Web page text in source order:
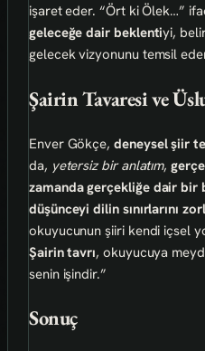
işaret eder. “Ört ki Ölek…”
geleceğe dair beklentiyi,
gelecek vizyonunu temsil
Şairin Tavaresi ve
Enver Gökçe,deneysel şiir
da, yetersiz bir anlatım,
zamanda gerçekliğe dair bir
düşünceyi dilin sınırlarını
okuyucunun şiiri kendi içsel
Şairin tavrı, okuyucuya
senin işindir.”
Sonuç